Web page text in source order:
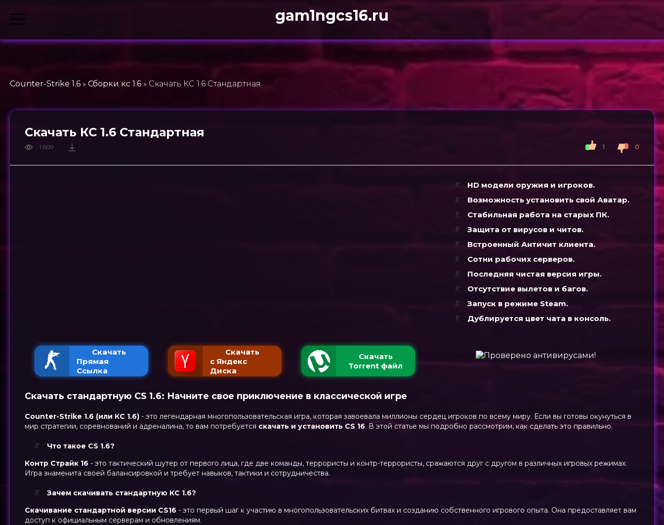
gam1ngcs16.ru
Counter-Strike 1.6 » Сборки кс 1.6 » Скачать КС 1.6 Стандартная
Скачать КС 1.6 Стандартная
1 609 1 0
HD модели оружия и игроков.
Возможность установить свой Аватар.
Стабильная работа на старых ПК.
Защита от вирусов и читов.
Встроенный Античит клиента.
Сотни рабочих серверов.
Последняя чистая версия игры.
Отсутствие вылетов и багов.
Запуск в режиме Steam.
Дублируется цвет чата в консоль.
Скачать
Прямая
Ссылка
Скачать
с Яндекс
Диска
Скачать
Torrent файл
Скачать стандартную CS 1.6: Начните свое приключение в классической игре
Counter-Strike 1.6 (или КС 1.6) - это легендарная многопользовательская игра, которая завоевала миллионы сердец игроков по всему миру. Если вы готовы окунуться в
мир стратегии, соревнований и адреналина, то вам потребуется скачать и установить CS 16. В этой статье мы подробно рассмотрим, как сделать это правильно.
Что такое CS 1.6?
Контр Страйк 16 - это тактический шутер от первого лица, где две команды, террористы и контр-террористы, сражаются друг с другом в различных игровых режимах.
Игра знаменита своей балансировкой и требует навыков, тактики и сотрудничества.
Зачем скачивать стандартную КС 1.6?
Скачивание стандартной версии CS16 - это первый шаг к участию в многопользовательских битвах и созданию собственного игрового опыта. Она предоставляет вам
доступ к официальным серверам и обновлениям.